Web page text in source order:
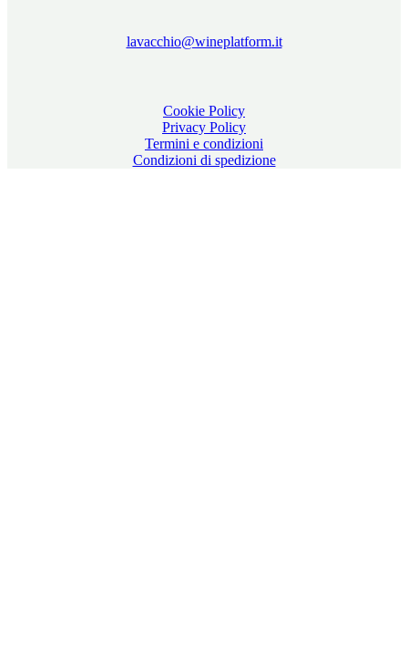
lavacchio@wineplatform.it
Cookie Policy
Privacy Policy
Termini e condizioni
Condizioni di spedizione